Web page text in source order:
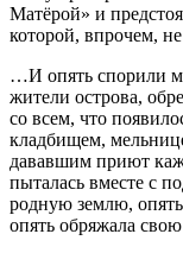
Матёрой» и
которой, впрочем,
…И опять спорили
жители острова,
со всем, что
кладбищем,
дававшим приют
пыталась вместе с
родную землю,
опять обряжала